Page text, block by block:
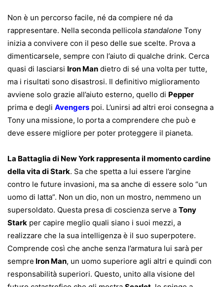
Non è un percorso facile, né da compiere né da
rappresentare. Nella seconda pellicola standalone Tony
inizia a convivere con il peso delle sue scelte. Prova a
dimenticarsele, sempre con l’aiuto di qualche drink. Cerca
quasi di lasciarsi Iron Man dietro di sé una volta per tutte,
ma i risultati sono disastrosi. Il definitivo miglioramento
avviene solo grazie all’aiuto esterno, quello di Pepper
prima e degli Avengers poi. L’unirsi ad altri eroi consegna a
Tony una missione, lo porta a comprendere che può e
deve essere migliore per poter proteggere il pianeta.
La Battaglia di New York rappresenta il momento cardine
della vita di Stark. Sa che spetta a lui essere l’argine
contro le future invasioni, ma sa anche di essere solo “un
uomo di latta”. Non un dio, non un mostro, nemmeno un
supersoldato. Questa presa di coscienza serve a Tony
Stark per capire meglio quali siano i suoi mezzi, a
realizzare che la sua intelligenza è il suo superpotere.
Comprende così che anche senza l’armatura lui sarà per
sempre Iron Man, un uomo superiore agli altri e quindi con
responsabilità superiori. Questo, unito alla visione del